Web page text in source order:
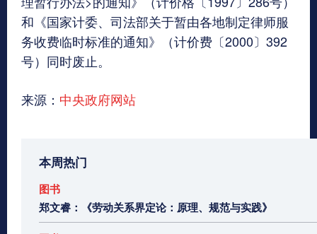
和《国家计委、司法部关于暂由各地制定律师服
务收费临时标准的通知》（计价费〔2000〕392
号）同时废止。
来源： 中央政府网站
本周热门
图书
郑文睿：《劳动关系界定论：原理、规范与实践》